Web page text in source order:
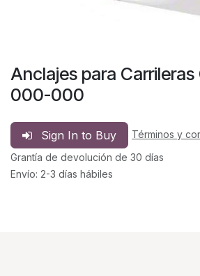
Anclajes para
000-000
Sign In to Buy
Términos y
Grantía de devolución de 30 días
Envío: 2-3 días hábiles